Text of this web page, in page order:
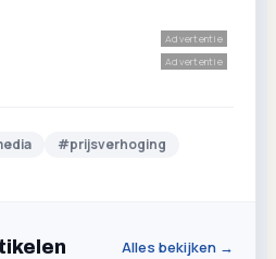
Advertentie
Advertentie
#prijsverhoging
Alles bekijken →